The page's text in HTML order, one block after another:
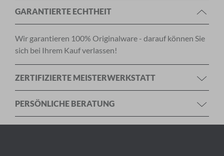
GARANTIERTE ECHTHEIT
Wir garantieren 100% Originalware - darauf können Sie
sich bei Ihrem Kauf verlassen!
ZERTIFIZIERTE MEISTERWERKSTATT
PERSÖNLICHE BERATUNG